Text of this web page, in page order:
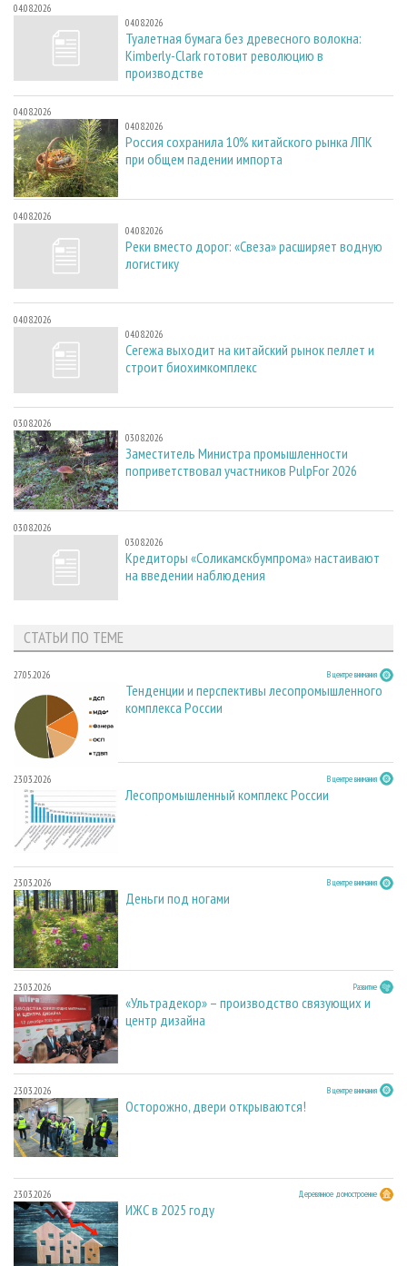
04.08.2026
04.08.2026
Туалетная бумага без древесного волокна:
Kimberly-Clark готовит революцию в
производстве
04.08.2026
04.08.2026
Россия сохранила 10% китайского рынка ЛПК
при общем падении импорта
04.08.2026
04.08.2026
Реки вместо дорог: «Свеза» расширяет водную
логистику
04.08.2026
04.08.2026
Сегежа выходит на китайский рынок пеллет и
строит биохимкомплекс
03.08.2026
03.08.2026
Заместитель Министра промышленности
поприветствовал участников PulpFor 2026
03.08.2026
03.08.2026
Кредиторы «Соликамскбумпрома» настаивают
на введении наблюдения
СТАТЬИ ПО ТЕМЕ
27.05.2026 В центре внимания
Тенденции и перспективы лесопромышленного
комплекса России
23.03.2026 В центре внимания
Лесопромышленный комплекс России
23.03.2026 В центре внимания
Деньги под ногами
23.03.2026 Развитие
«Ультрадекор» – производство связующих и
центр дизайна
23.03.2026 В центре внимания
Осторожно, двери открываются!
23.03.2026 Деревянное домостроение
ИЖС в 2025 году